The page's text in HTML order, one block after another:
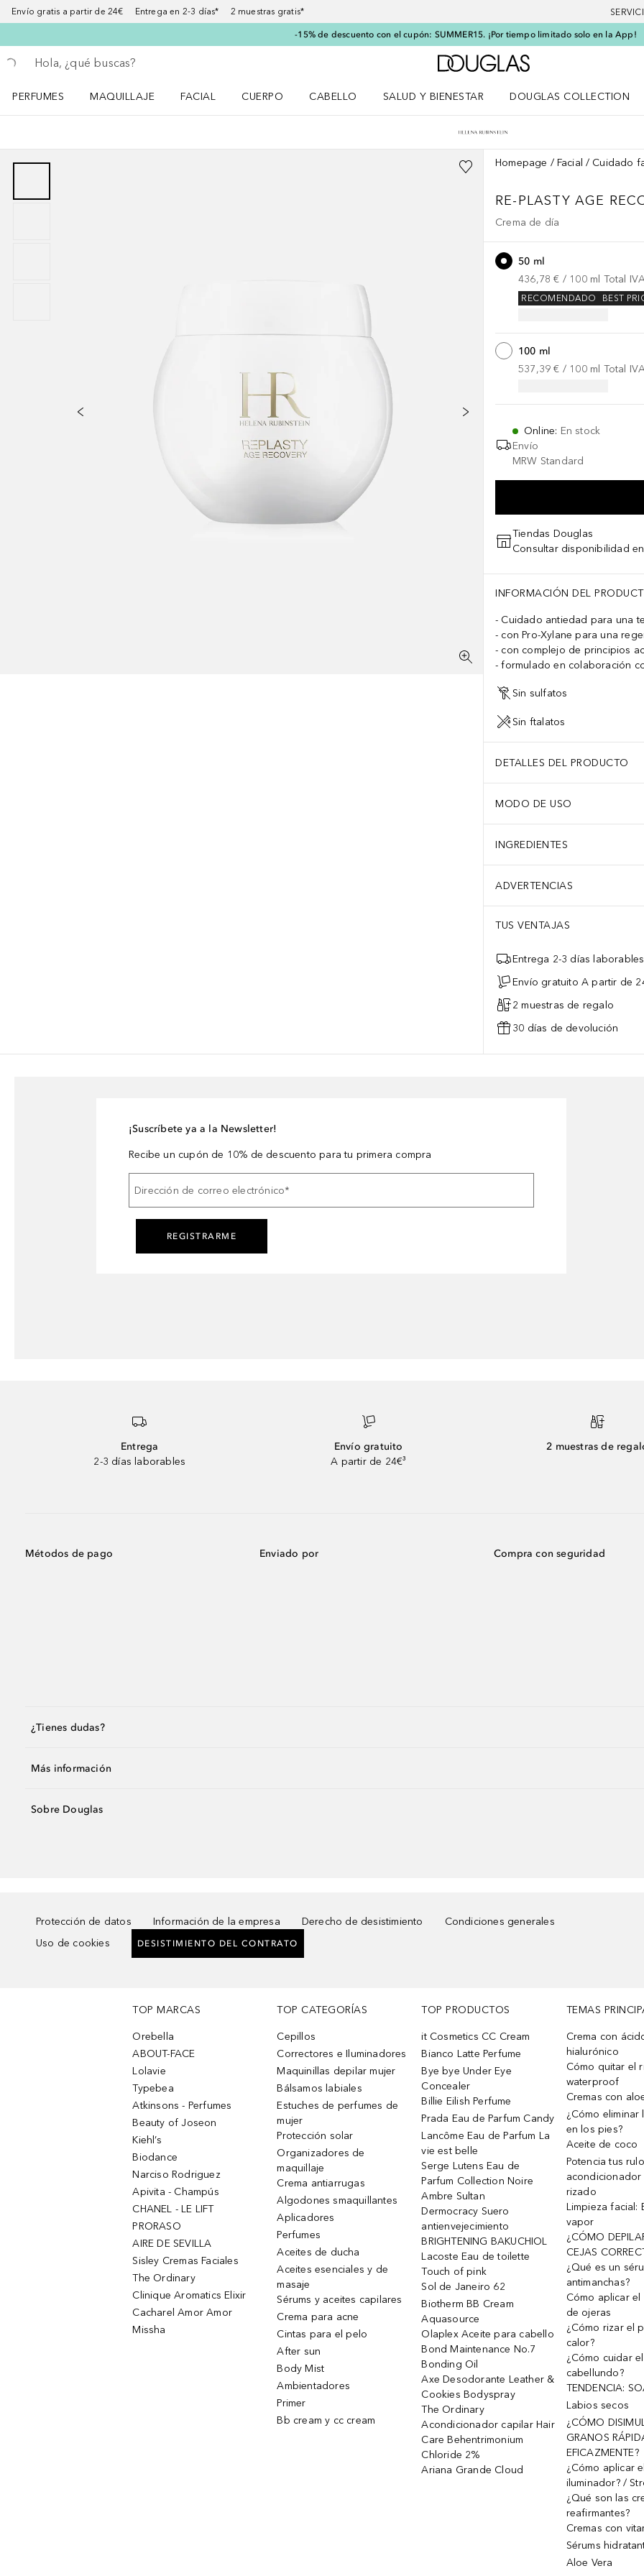
Envío gratis a partir de 24€ Entrega en 2-3 días* 2 muestras gratis*
-15% de descuento con el cupón: SUMMER15. ¡Por tiempo limitado solo en la App!
Regresar
Ejecutar búsqueda
A Douglas Home
PERFUMES
MAQUILLAJE
FACIAL
CUERPO
CABELLO
SALUD Y BIENESTAR
DOUGLAS COLLECTION
Homepage Facial Cuidado
RE-PLASTY AGE
Crema de día
50 ml
436,78 € / 100 ml Total
BEST
RECOMENDADO
100 ml
537,39 € / 100 ml Total
Online: En stock
Envío
MRW Standard
Tiendas Douglas
Consultar disponibilidad
INFORMACIÓN DEL
Cuidado antiedad para una
con Pro-Xylane para una
con complejo de principios
formulado en colaboración
Sin sulfatos
Sin ftalatos
DETALLES DEL PRODUCTO
MODO DE USO
INGREDIENTES
ADVERTENCIAS
TUS VENTAJAS
Entrega 2-3 días laborables
Envío gratuito A partir de
2 muestras de regalo
30 días de devolución
¡Suscríbete ya a la Newsletter!
Recibe un cupón de 10% de descuento para tu primera compra
Dirección de correo electrónico*
REGISTRARME
Entrega
2-3 días laborables
Envío gratuito
A partir de 24€³
2 muestras de
Métodos de pago Enviado por Compra con seguridad
¿Tienes dudas?
Más información
Sobre Douglas
Protección de datos Información de la empresa Derecho de desistimiento
Condiciones generales
Uso de cookies
DESISTIMIENTO DEL CONTRATO
TOP MARCAS
Orebella
ABOUT-FACE
Lolavie
Typebea
Atkinsons - Perfumes
Beauty of Joseon
Kiehl’s
Biodance
Narciso Rodriguez
Apivita - Champús
CHANEL - LE LIFT
PRORASO
AIRE DE SEVILLA
Sisley Cremas Faciales
The Ordinary
Clinique Aromatics Elixir
Cacharel Amor Amor
Missha
TOP CATEGORÍAS
Cepillos
Correctores e Iluminadores
Maquinillas depilar mujer
Bálsamos labiales
Estuches de perfumes de
mujer
Protección solar
Organizadores de
maquillaje
Crema antiarrugas
Algodones smaquillantes
Aplicadores
Perfumes
Aceites de ducha
Aceites esenciales y de
masaje
Sérums y aceites capilares
Crema para acne
Cintas para el pelo
After sun
Body Mist
Ambientadores
Primer
Bb cream y cc cream
TOP PRODUCTOS
it Cosmetics CC Cream
Bianco Latte Perfume
Bye bye Under Eye
Concealer
Billie Eilish Perfume
Prada Eau de Parfum Candy
Lancôme Eau de Parfum La
vie est belle
Serge Lutens Eau de
Parfum Collection Noire
Ambre Sultan
Dermocracy Suero
antienvejecimiento
BRIGHTENING BAKUCHIOL
Lacoste Eau de toilette
Touch of pink
Sol de Janeiro 62
Biotherm BB Cream
Aquasource
Olaplex Aceite para cabello
Bond Maintenance No.7
Bonding Oil
Axe Desodorante Leather &
Cookies Bodyspray
The Ordinary
Acondicionador capilar Hair
Care Behentrimonium
Chloride 2%
Ariana Grande Cloud
TEMAS
Crema con
hialurónico
Cómo quitar el
waterproof
Cremas con
¿Cómo eliminar
en los pies?
Aceite de coco
Potencia tus
rizado
Limpieza facial:
vapor
¿CÓMO
CEJAS
¿Qué es un
antimanchas?
Cómo aplicar
de ojeras
¿Cómo rizar el
calor?
¿Cómo cuidar
cabellundo?
TENDENCIA:
Labios secos
¿CÓMO
GRANOS
EFICAZMENTE?
¿Cómo aplicar
iluminador? /
¿Qué son las
reafirmantes?
Cremas con
Sérums
Aloe Vera